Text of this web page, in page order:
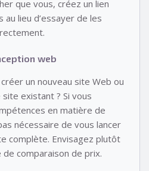
que vous, créez un lien
au lieu d’essayer de les
web
un nouveau site Web ou
existant ? Si vous
en matière de
nécessaire de vous lancer
complète. Envisagez plutôt
comparaison de prix.